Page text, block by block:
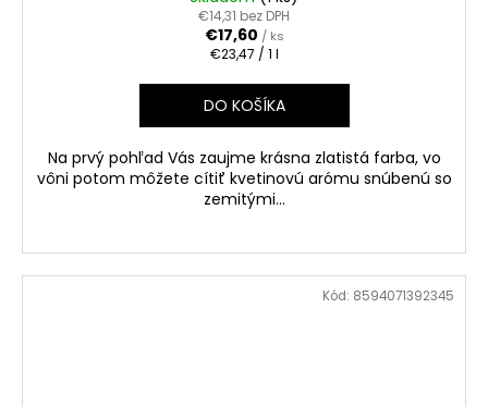
€14,31 bez DPH
€17,60 / ks
Jednotková
€23,47 / 1 l
DO KOŠÍKA
Na prvý pohľad Vás zaujme krásna zlatistá farba, vo
vôni potom môžete cítiť kvetinovú arómu snúbenú so
zemitými...
Kód: 8594071392345